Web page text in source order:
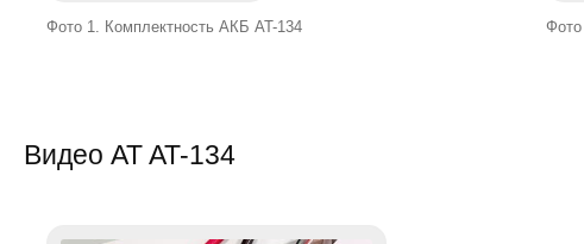
Фото 1. Комплектность АКБ AT-134 Фото
Видео AT AT-134